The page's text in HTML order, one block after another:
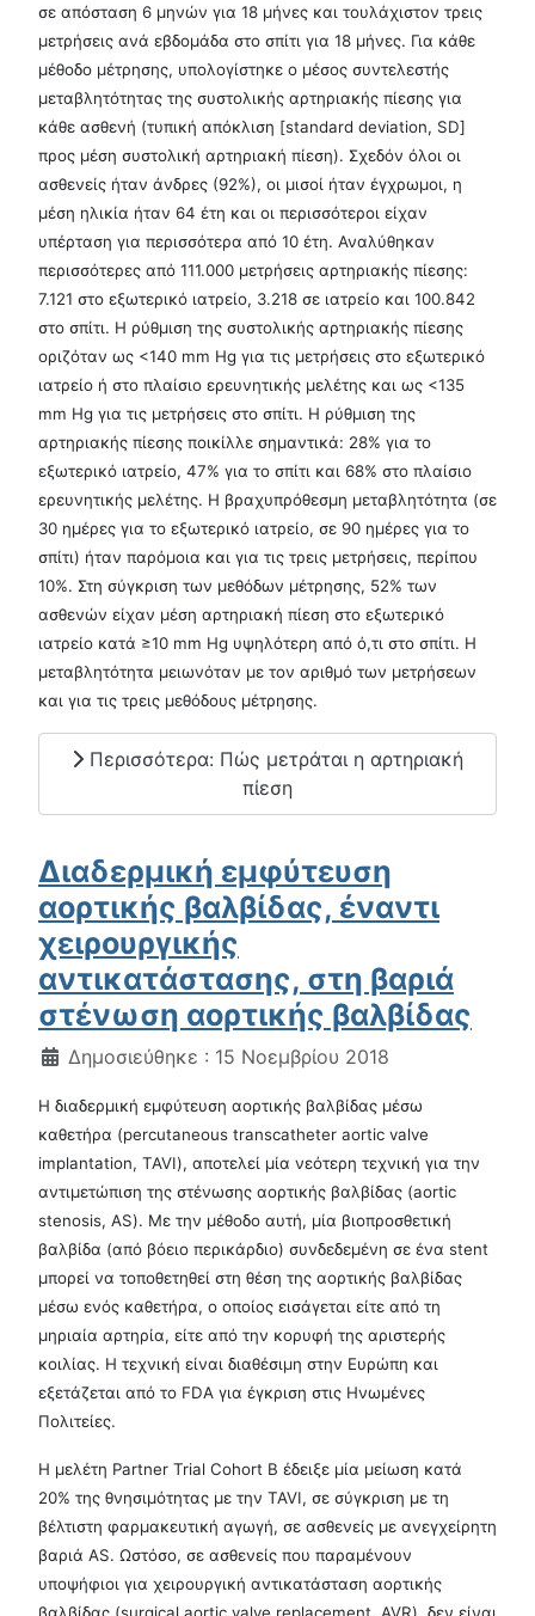
σε απόσταση 6 μηνών για 18 μήνες και τουλάχιστον τρεις
μετρήσεις ανά εβδομάδα στο σπίτι για 18 μήνες. Για κάθε
μέθοδο μέτρησης, υπολογίστηκε ο μέσος συντελεστής
μεταβλητότητας της συστολικής αρτηριακής πίεσης για
κάθε ασθενή (τυπική απόκλιση [standard deviation, SD]
προς μέση συστολική αρτηριακή πίεση). Σχεδόν όλοι οι
ασθενείς ήταν άνδρες (92%), οι μισοί ήταν έγχρωμοι, η
μέση ηλικία ήταν 64 έτη και οι περισσότεροι είχαν
υπέρταση για περισσότερα από 10 έτη. Αναλύθηκαν
περισσότερες από 111.000 μετρήσεις αρτηριακής πίεσης:
7.121 στο εξωτερικό ιατρείο, 3.218 σε ιατρείο και 100.842
στο σπίτι. Η ρύθμιση της συστολικής αρτηριακής πίεσης
οριζόταν ως <140 mm Hg για τις μετρήσεις στο εξωτερικό
ιατρείο ή στο πλαίσιο ερευνητικής μελέτης και ως <135
mm Hg για τις μετρήσεις στο σπίτι. Η ρύθμιση της
αρτηριακής πίεσης ποικίλλε σημαντικά: 28% για το
εξωτερικό ιατρείο, 47% για το σπίτι και 68% στο πλαίσιο
ερευνητικής μελέτης. Η βραχυπρόθεσμη μεταβλητότητα (σε
30 ημέρες για το εξωτερικό ιατρείο, σε 90 ημέρες για το
σπίτι) ήταν παρόμοια και για τις τρεις μετρήσεις, περίπου
10%. Στη σύγκριση των μεθόδων μέτρησης, 52% των
ασθενών είχαν μέση αρτηριακή πίεση στο εξωτερικό
ιατρείο κατά ≥10 mm Hg υψηλότερη από ό,τι στο σπίτι. Η
μεταβλητότητα μειωνόταν με τον αριθμό των μετρήσεων
και για τις τρεις μεθόδους μέτρησης.
Περισσότερα: Πώς μετράται η αρτηριακή
πίεση
Διαδερμική εμφύτευση
αορτικής βαλβίδας, έναντι
χειρουργικής
αντικατάστασης, στη βαριά
στένωση αορτικής βαλβίδας
Λεπτομέρειες
Δημοσιεύθηκε : 15 Νοεμβρίου 2018
Η διαδερμική εμφύτευση αορτικής βαλβίδας μέσω
καθετήρα (percutaneous transcatheter aortic valve
implantation, TAVI), αποτελεί μία νεότερη τεχνική για την
αντιμετώπιση της στένωσης αορτικής βαλβίδας (aortic
stenosis, AS). Με την μέθοδο αυτή, μία βιοπροσθετική
βαλβίδα (από βόειο περικάρδιο) συνδεδεμένη σε ένα stent
μπορεί να τοποθετηθεί στη θέση της αορτικής βαλβίδας
μέσω ενός καθετήρα, ο οποίος εισάγεται είτε από τη
μηριαία αρτηρία, είτε από την κορυφή της αριστερής
κοιλίας. Η τεχνική είναι διαθέσιμη στην Ευρώπη και
εξετάζεται από το FDA για έγκριση στις Ηνωμένες
Πολιτείες.
Η μελέτη Partner Trial Cohort B έδειξε μία μείωση κατά
20% της θνησιμότητας με την TAVI, σε σύγκριση με τη
βέλτιστη φαρμακευτική αγωγή, σε ασθενείς με ανεγχείρητη
βαριά AS. Ωστόσο, σε ασθενείς που παραμένουν
υποψήφιοι για χειρουργική αντικατάσταση αορτικής
βαλβίδας (surgical aortic valve replacement. AVR), δεν είναι